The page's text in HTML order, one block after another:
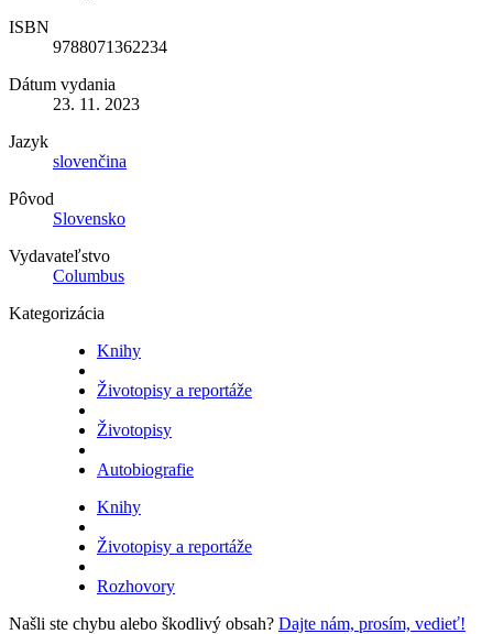
ISBN
9788071362234
Dátum vydania
23. 11. 2023
Jazyk
slovenčina
Pôvod
Slovensko
Vydavateľstvo
Columbus
Kategorizácia
Knihy
Životopisy a reportáže
Životopisy
Autobiografie
Knihy
Životopisy a reportáže
Rozhovory
Našli ste chybu alebo škodlivý obsah? Dajte nám, prosím, vedieť!